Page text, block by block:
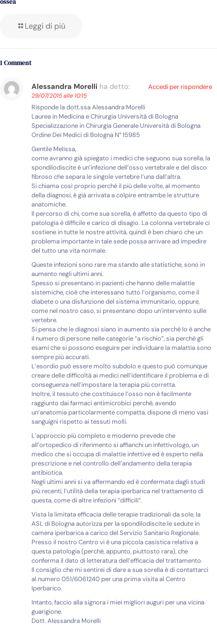
ossea
Leggi di più
1 Comment
Alessandra Morelli ha detto:
29/07/2015 alle 10:15
Risponde la dott.ssa Alessandra Morelli
Laurea in Medicina e Chirurgia Università di Bologna
Specializzazione in Chirurgia Generale Università di Bologna
Ordine Dei Medici di Bologna N° 15985
Gentile Melissa,
come avranno già spiegato i medici che seguono sua sorella, la
spondilodiscite è un’infezione dell’osso vertebrale e del disco
fibroso che separa le singole vertebre l’una dall’altra.
Si chiama così proprio perché il più delle volte, al momento
della diagnosi, è già arrivata a colpire entrambe le strutture
anatomiche.
Il percorso di chi, come sua sorella, è affetto da questo tipo di
patologia è difficile e carico di disagio. La colonna vertebrale ci
sostiene in tutte le nostre attività, quindi è ben chiaro che un
problema importante in tale sede possa arrivare ad impedire
del tutto una vita normale.
Queste infezioni sono rare ma stando alle statistiche, sono in
aumento negli ultimi anni.
Spesso si presentano in pazienti che hanno delle malattie
sistemiche, cioè che interessano tutto l’organismo, come il
diabete o una disfunzione del sistema immunitario, oppure,
come nel nostro caso, si presentano dopo un’intervento sulle
vertebre.
Si pensa che le diagnosi siano in aumento sia perché lo è anche
il numero di persone nelle categorie “a rischio”, sia perché gli
esami che si possono eseguire per individuare la malattia sono
sempre più accurati.
L’esordio può essere molto subdolo e questo può comunque
creare delle difficoltà ai medici nell’identificare il problema e di
conseguenza nell’impostare la terapia più corretta.
Inoltre, il tessuto che costituisce l’osso non è facilmente
raggiunto dai farmaci antimicrobici perché, avendo
un’anatomia particolarmente compatta, dispone di meno vasi
sanguigni rispetto ai tessuti molli.
L’approccio più completo e moderno prevede che
all’ortopedico di riferimento si affianchi un infettivologo, un
medico che si occupa di malattie infettive ed è esperto nella
prescrizione e nel controllo dell’andamento della terapia
antibiotica.
Negli ultimi anni si va affermando ed è confermata dagli studi
più recenti, l’utilità della terapia iperbarica nel trattamento di
questa, come di altre infezioni “difficili”.
Vista la limitata efficacia delle terapie tradizionali da sole, la
ASL di Bologna autorizza per la spondilodiscite le sedute in
camera iperbarica a carico del Servizio Sanitario Regionale.
Presso il nostro Centro vi è una piccola casistica relativa a
questa patologia (perché, appunto, piuttosto rara), che
conferma il dato di letteratura dell’efficacia del trattamento.
Il consiglio che mi sentirei di dare a sua sorella è di contattarci
al numero 051/6061240 per una prima visita al Centro
Iperbarico.
Intanto, faccio alla signora i miei migliori auguri per una vicina
guarigione.
Dott. Alessandra Morelli
Accedi per rispondere